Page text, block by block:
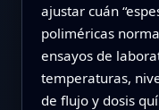
ajustar cuán
poliméricas
ensayos de
temperaturas,
de flujo y dosis